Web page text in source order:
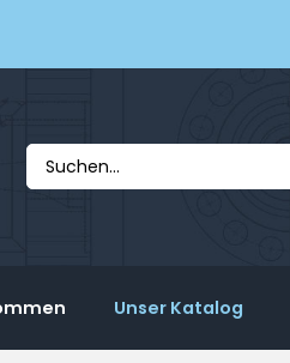
Unser Katalog